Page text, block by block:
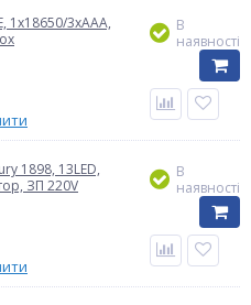
1х18650/3xAAA,
В
наявності
1898, 13LED,
ЗП 220V
В
наявності